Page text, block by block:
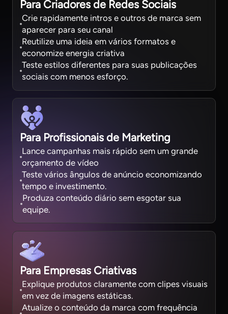
Para Criadores de Redes Sociais
Crie rapidamente intros e outros de marca sem
aparecer para seu canal
Reutilize uma ideia em vários formatos e
economize energia criativa
Teste estilos diferentes para suas publicações
sociais com menos esforço.
Para Profissionais de Marketing
Lance campanhas mais rápido sem um grande
orçamento de vídeo
Teste vários ângulos de anúncio economizando
tempo e investimento.
Produza conteúdo diário sem esgotar sua
equipe.
Para Empresas Criativas
Explique produtos claramente com clipes visuais
em vez de imagens estáticas.
Atualize o conteúdo da marca com frequência